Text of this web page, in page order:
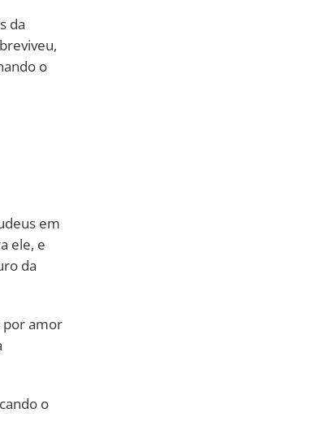
da
o
em
ele, e
da
por amor
o